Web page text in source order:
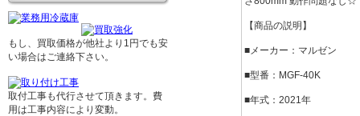
もし、買取価格が他社より1円でも安
い場合はご連絡下さい。
取付工事も代行させて頂きます。費
用は工事内容により変動。
【商品の説明】
■メーカー：マルゼン
■型番：MGF-40K
■年式：2021年